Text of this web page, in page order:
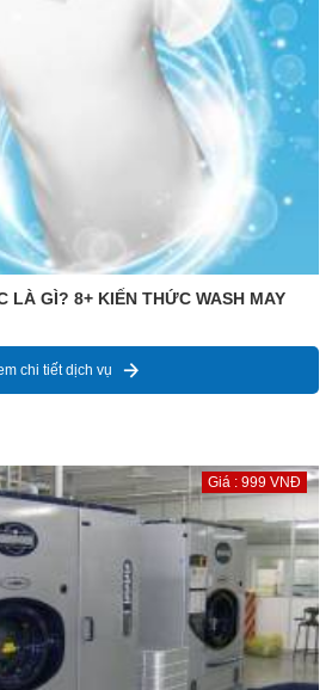
LÀ GÌ? 8+ KIẾN THỨC WASH MAY
chi tiết dịch vụ
Giá : 999 VNĐ